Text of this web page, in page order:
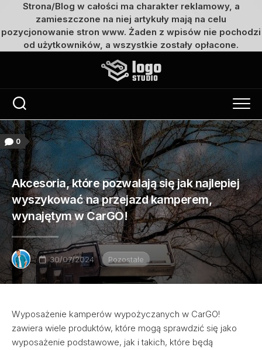
Strona/Blog w całości ma charakter reklamowy, a
zamieszczone na niej artykuły mają na celu
pozycjonowanie stron www. Żaden z wpisów nie pochodzi
od użytkowników, a wszystkie zostały opłacone.
0
Akcesoria, które pozwalają się jak najlepiej
wyszykować na przejazd kamperem,
wynajętym w CarGO!
30/07/2024 Pozostałe
Wyposażenie kamperów wypożyczanych w CarGO!
zawiera wiele produktów, które mogą sprawdzić się jako
wyposażenie podstawowe, jak i takich, które będą